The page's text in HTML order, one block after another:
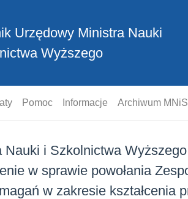
Urzędowy Ministra Nauki
Wyższego
Pomoc Informacje Archiwum
Nauki i Szkolnictwa
w sprawie powołania
w zakresie kształcenia